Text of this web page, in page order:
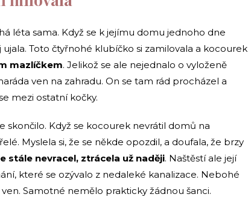
léta sama. Když se k jejímu domu jednoho dne
Toto čtyřnohé klubíčko si zamilovala a kocourek
mazlíčkem. Jelikož se ale nejednalo o vyloženě
ven na zahradu. On se tam rád procházel a
mezi ostatní kočky.
skončilo. Když se kocourek nevrátil domů na
Myslela si, že se někde opozdil, a doufala, že brzy
stále nevracel, ztrácela už naději. Naštěstí ale její
které se ozývalo z nedaleké kanalizace. Nebohé
Samotné nemělo prakticky žádnou šanci.